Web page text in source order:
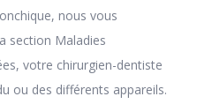
nous vous
section Maladies
votre chirurgien-dentiste
ou des différents appareils.